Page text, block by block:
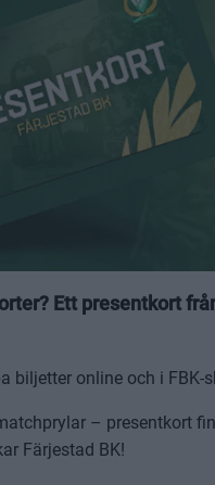
Ett presentkort
biljetter online och i FBK-
– presentkort
Färjestad BK!